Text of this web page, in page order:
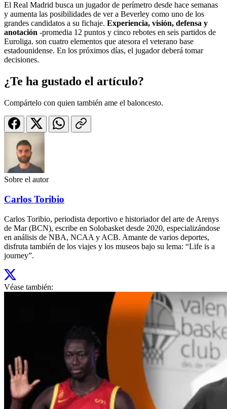
El Real Madrid busca un jugador de perímetro desde hace semanas
y aumenta las posibilidades de ver a Beverley como uno de los
grandes candidatos a su fichaje. Experiencia, visión, defensa y
anotación -promedia 12 puntos y cinco rebotes en seis partidos de
Euroliga. son cuatro elementos que atesora el veterano base
estadounidense. En los próximos días, el jugador deberá tomar
decisiones.
¿Te ha gustado el artículo?
Compártelo con quien también ame el baloncesto.
Sobre el autor
Carlos Toribio
Carlos Toribio, periodista deportivo e historiador del arte de Arenys
de Mar (BCN), escribe en Solobasket desde 2020, especializándose
en análisis de NBA, NCAA y ACB. Amante de varios deportes,
disfruta también de los viajes y los museos bajo su lema: “Life is a
journey”.
Véase también: